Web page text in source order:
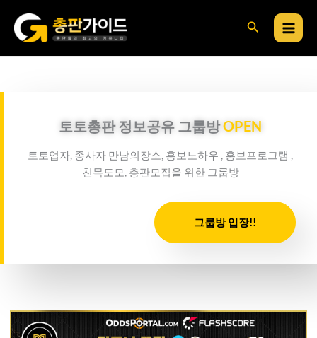
너
검
토토총판 정보공유 그룹방OPEN
토토업자, 종사자 만남의장소, 홍보노하우 , 홍보프로그램 ,
친목도모, 총판모집을 위한 그룹방
그룹방 입장!!